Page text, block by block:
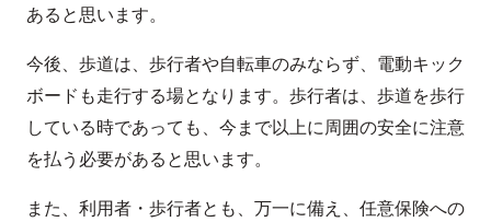
あると思います。
今後、歩道は、歩行者や自転車のみならず、電動キック
ボードも走行する場となります。歩行者は、歩道を歩行
している時であっても、今まで以上に周囲の安全に注意
を払う必要があると思います。
また、利用者・歩行者とも、万一に備え、任意保険への